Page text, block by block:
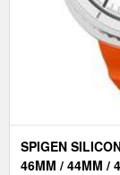
SPIGEN
46MM / 44MM /